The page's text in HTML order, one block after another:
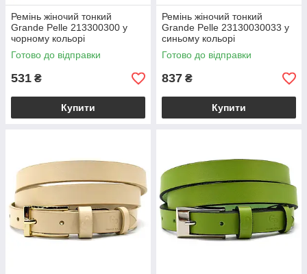
Ремінь жіночий тонкий
Grande Pelle 213300300 у
чорному кольорі
Готово до відправки
531 ₴
Купити
Ремінь жіночий тонкий
Grande Pelle 23130030033 у
синьому кольорі
Готово до відправки
837 ₴
Купити